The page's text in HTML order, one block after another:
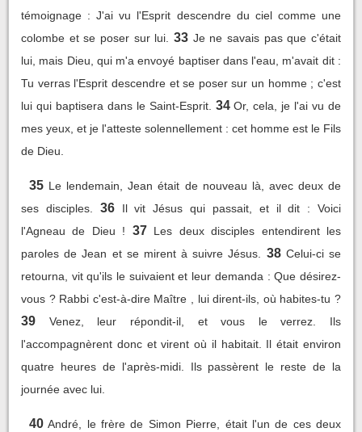
témoignage : J'ai vu l'Esprit descendre du ciel comme une
colombe et se poser sur lui.
33 Je ne savais pas que c'était
lui, mais Dieu, qui m'a envoyé baptiser dans l'eau, m'avait dit :
Tu verras l'Esprit descendre et se poser sur un homme ; c'est
lui qui baptisera dans le Saint-Esprit. 34 Or, cela, je l'ai vu de
mes yeux, et je l'atteste solennellement : cet homme est le Fils
de Dieu.
35 Le lendemain, Jean était de nouveau là, avec deux de
ses disciples.
36
Il vit Jésus qui passait, et il dit : Voici
l'Agneau de Dieu !
37 Les deux disciples entendirent les
paroles de Jean et se mirent à suivre Jésus.
38 Celui-ci se
retourna, vit qu'ils le suivaient et leur demanda : Que désirez-
vous ? Rabbi c'est-à-dire Maître , lui dirent-ils, où habites-tu ?
39
Venez, leur répondit-il, et vous le verrez. Ils
l'accompagnèrent donc et virent où il habitait. Il était environ
quatre heures de l'après-midi. Ils passèrent le reste de la
journée avec lui.
40 André, le frère de Simon Pierre, était l'un de ces deux